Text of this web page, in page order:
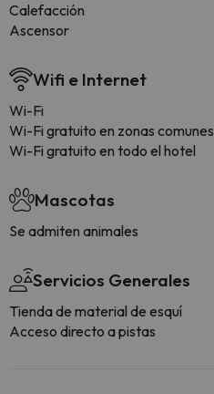
Calefacción
Ascensor
Wifi e Internet
Wi-Fi
Wi-Fi gratuito en zonas comunes
Wi-Fi gratuito en todo el hotel
Mascotas
Se admiten animales
Servicios Generales
Tienda de material de esquí
Acceso directo a pistas